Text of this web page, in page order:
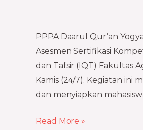
PPPA Daarul Qur’an
Asesmen Sertifikasi
dan Tafsir (IQT) Fakultas
Kamis (24/7). Kegiatan ini
dan menyiapkan
di
FAI
UMS
Read More »